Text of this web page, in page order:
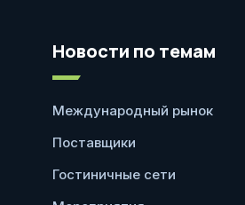
Новости по темам
Международный рынок
Поставщики
Гостиничные сети